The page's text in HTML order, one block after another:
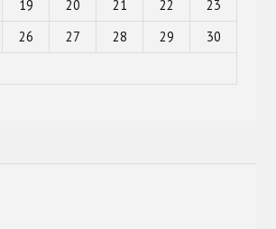
19 20 21 22
23
26 27 28 29
30